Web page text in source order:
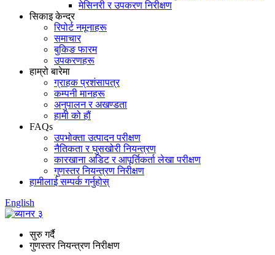
मेसिनरी र उपकरण निरीक्षण
सिकाइ केन्द्र
रिपोर्ट नमूनाहरू
समाचार
बुकिङ फारम
उपकरणहरू
हाम्रो बारेमा
ग्राहक प्रशंसापत्र
कम्पनी मानहरू
अनुपालन र अखण्डता
हामी को हौं
FAQs
उपभोक्ता उत्पादन परीक्षण
नैतिकता र घुसखोरी नियन्त्रण
कारखाना अडिट र आपूर्तिकर्ता लेखा परीक्षण
गुणस्तर नियन्त्रण निरीक्षण
हामीलाई सम्पर्क गर्नुहोस्
English
सुरु गर्दै
गुणस्तर नियन्त्रण निरीक्षण